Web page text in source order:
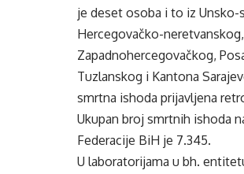
je deset osoba i to iz Unsko-
Hercegovačko-neretvanskog,
Zapadnohercegovačkog,
Tuzlanskog i Kantona
smrtna ishoda prijavljena
Ukupan broj smrtnih ishoda
Federacije BiH je 7.345.
U laboratorijama u bh.